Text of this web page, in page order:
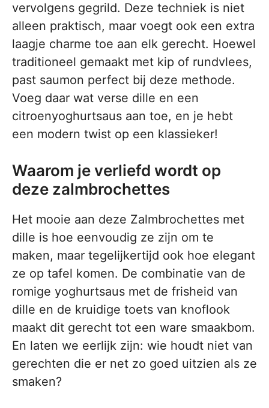
vervolgens gegrild. Deze techniek is niet
alleen praktisch, maar voegt ook een extra
laagje charme toe aan elk gerecht. Hoewel
traditioneel gemaakt met kip of rundvlees,
past saumon perfect bij deze methode.
Voeg daar wat verse dille en een
citroenyoghurtsaus aan toe, en je hebt
een modern twist op een klassieker!
Waarom je verliefd wordt op
deze zalmbrochettes
Het mooie aan deze Zalmbrochettes met
dille is hoe eenvoudig ze zijn om te
maken, maar tegelijkertijd ook hoe elegant
ze op tafel komen. De combinatie van de
romige yoghurtsaus met de frisheid van
dille en de kruidige toets van knoflook
maakt dit gerecht tot een ware smaakbom.
En laten we eerlijk zijn: wie houdt niet van
gerechten die er net zo goed uitzien als ze
smaken?